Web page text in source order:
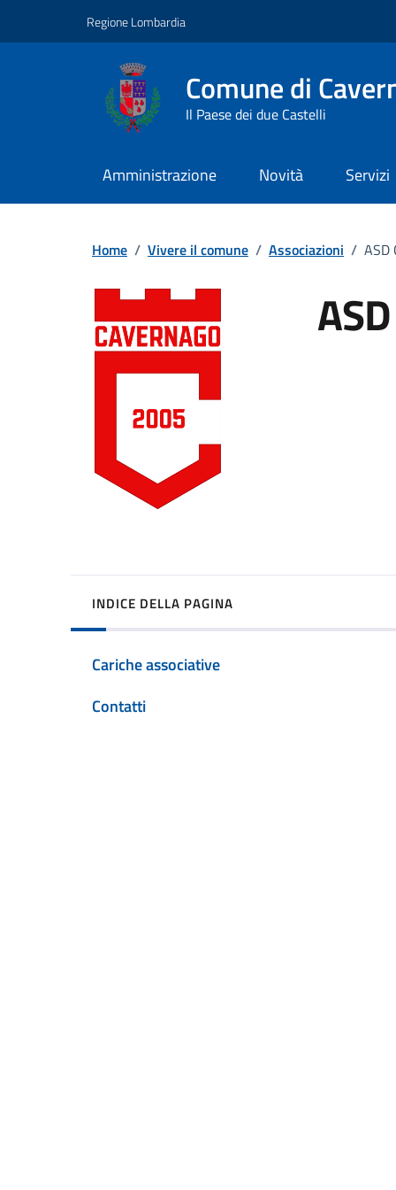
Regione Lombardia
Comune di
Il Paese dei due Castelli
Amministrazione Novità Servizi
Home / Vivere il comune / Associazioni / ASD
INDICE DELLA PAGINA
Cariche associative
Contatti